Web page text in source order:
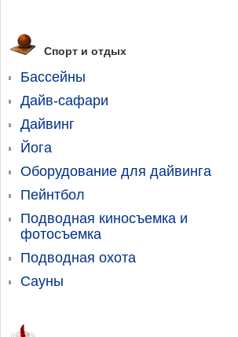
Спорт и отдых
Бассейны
Дайв-сафари
Дайвинг
Йога
Оборудование для дайвинга
Пейнтбол
Подводная киносъемка и
фотосъемка
Подводная охота
Сауны